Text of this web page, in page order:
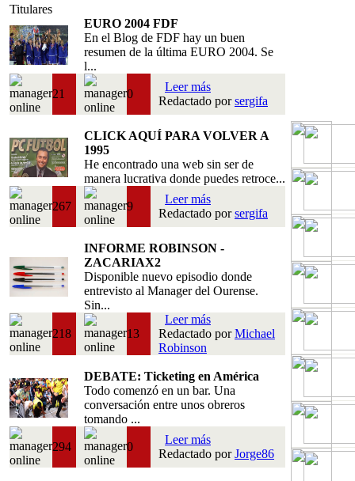
Titulares
EURO 2004 FDF
En el Blog de FDF hay un buen
resumen de la última EURO 2004. Se
l...
21 0
Leer más
Redactado porsergifa
CLICK AQUÍ PARA VOLVER A
1995
He encontrado una web sin ser de
manera lucrativa donde puedes retroce...
267 9
Leer más
Redactado porsergifa
INFORME ROBINSON -
ZACARIAX2
Disponible nuevo episodio donde
entrevisto al Manager del Ourense.
Sin...
218 13
Leer más
Redactado porMichael
Robinson
DEBATE: Ticketing en América
Todo comenzó en un bar. Una
conversación entre unos obreros
tomando ...
294 0
Leer más
Redactado porJorge86